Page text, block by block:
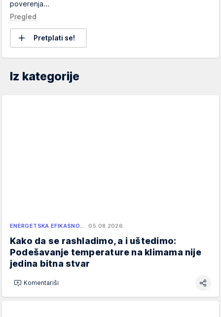
poverenja...
Pregled
Pretplati se!
Iz kategorije
ENERGETSKA EFIKASNO… 05.08.2026.
Kako da se rashladimo, a i uštedimo:
Podešavanje temperature na klimama nije
jedina bitna stvar
Komentariši